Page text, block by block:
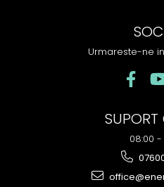
Urmareste-ne
SUPORT
08:00 -